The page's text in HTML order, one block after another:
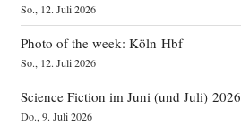
So., 12. Juli 2026
Photo of the week: Köln Hbf
So., 12. Juli 2026
Science Fiction im Juni (und Juli) 2026
Do., 9. Juli 2026